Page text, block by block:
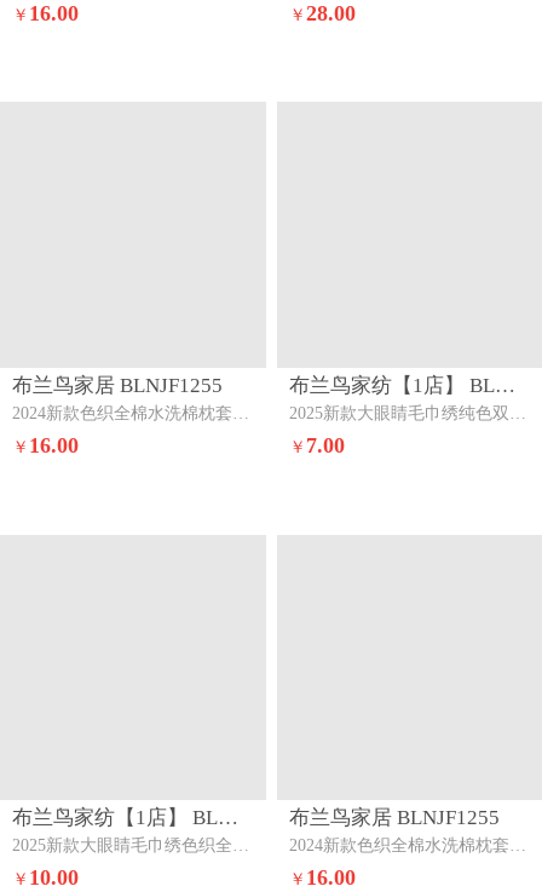
￥ 16.00
￥ 28.00
布兰鸟家居 BLNJF1255
2024新款色织全棉水洗棉枕套一对素色风尚-蓝
￥ 16.00
布兰鸟家纺【1店】 BLNJF1859
2025新款大眼睛毛巾绣纯色双拼水洗棉单品单枕套家用学生宿舍单件中东灰+玛瑙灰（眼睛款）
￥ 7.00
布兰鸟家纺【1店】 BLNJF1860
2025新款大眼睛毛巾绣色织全棉水洗棉四件套软糯亲肤单品单枕套四季通用青春物语粉（眼睛款）
￥ 10.00
布兰鸟家居 BLNJF1255
2024新款色织全棉水洗棉枕套一对维多利亚紫
￥ 16.00